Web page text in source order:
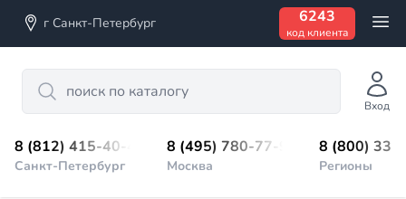
г Санкт-Петербург 6243
код клиента
Search
Вход
8 (812) 415-40-45
Санкт-Петербург
8 (495) 780-77-98
Москва
8 (800)
Регионы